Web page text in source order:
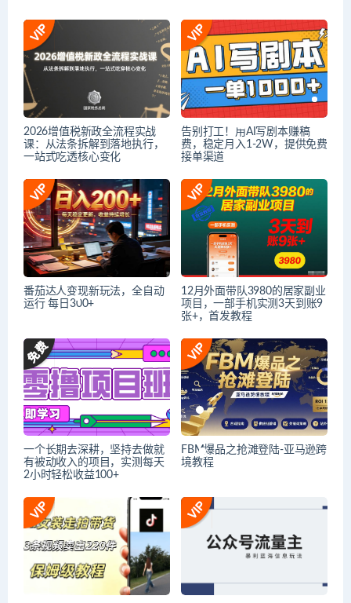
2026增值税新政全流程实战
课：从法条拆解到落地执行，
一站式吃透核心变化
告别打工！用AI写剧本赚稿
费，稳定月入1-2W，提供免费
接单渠道
番茄达人变现新玩法，全自动
运行 每日300+
12月外面带队3980的居家副业
项目，一部手机实测3天到账9
张+，首发教程
一个长期去深耕，坚持去做就
有被动收入的项目，实测每天
2小时轻松收益100+
FBM爆品之抢滩登陆-亚马逊跨
境教程